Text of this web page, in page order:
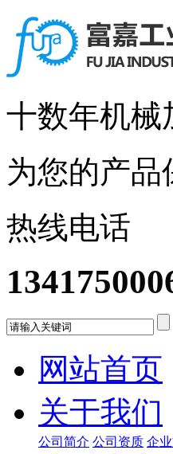
十数年机械
为您的产品
热线电话
网站首页
关于我们
公司简介 公司资质 企